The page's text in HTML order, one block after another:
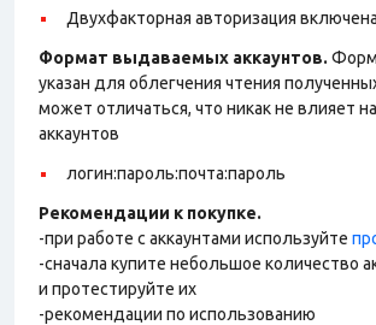
Двухфакторная авторизация
Формат выдаваемых аккаунтов.
указан для облегчения чтения
может отличаться, что никак не влияет
аккаунтов
логин:пароль:почта:пароль
Рекомендации к покупке.
-при работе с аккаунтами используйте
-сначала купите небольшое количество
и протестируйте их
-рекомендации по использованию